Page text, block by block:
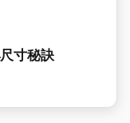
寸秘訣